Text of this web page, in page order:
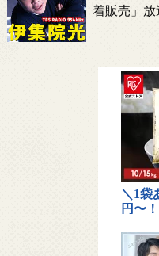
着販売」放